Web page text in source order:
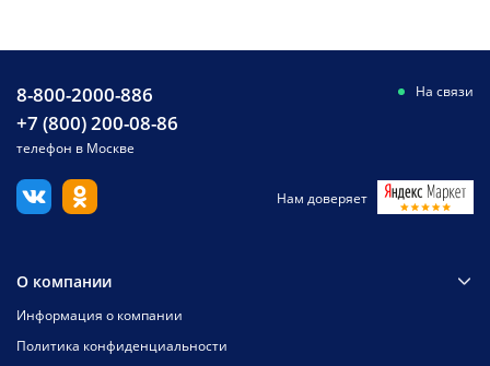
8-800-2000-886
+7 (800) 200-08-86
телефон в Москве
На связи
Нам доверяет
О компании
Информация о компании
Политика конфиденциальности